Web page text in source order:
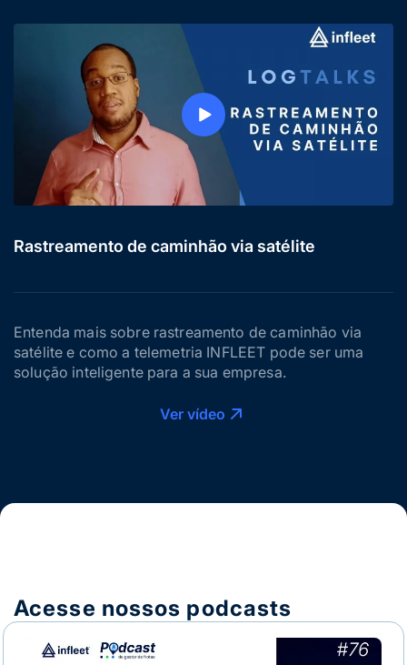
Rastreamento de caminhão via satélite
Entenda mais sobre rastreamento de caminhão via
satélite e como a telemetria INFLEET pode ser uma
solução inteligente para a sua empresa.
Ver vídeo
Acesse nossos podcasts